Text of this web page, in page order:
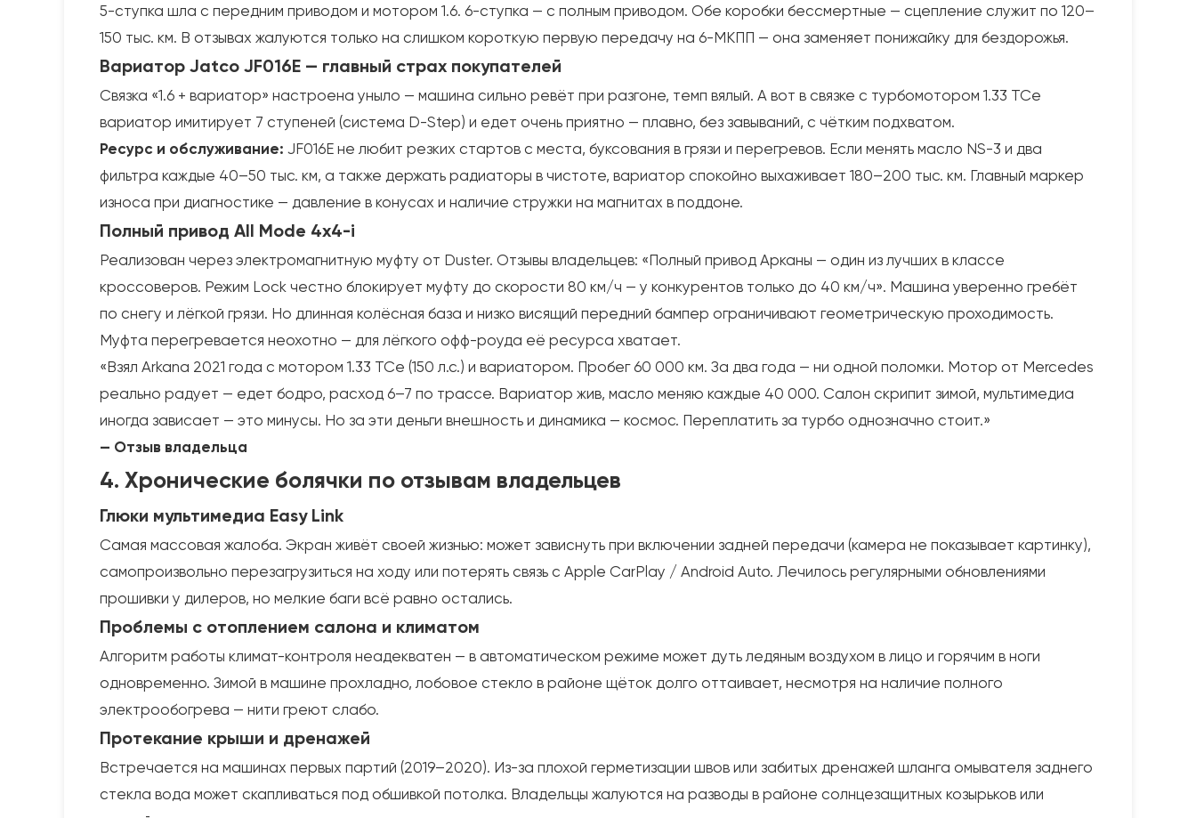
5-ступка шла с передним приводом и мотором 1.6. 6-ступка — с полным приводом. Обе коробки бессмертные — сцепление служит по 120–
150 тыс. км. В отзывах жалуются только на слишком короткую первую передачу на 6-МКПП — она заменяет понижайку для бездорожья.
Вариатор Jatco JF016E — главный страх покупателей
Связка «1.6 + вариатор» настроена уныло — машина сильно ревёт при разгоне, темп вялый. А вот в связке с турбомотором 1.33 TCe
вариатор имитирует 7 ступеней (система D-Step) и едет очень приятно — плавно, без завываний, с чётким подхватом.
Ресурс и обслуживание: JF016E не любит резких стартов с места, буксования в грязи и перегревов. Если менять масло NS-3 и два
фильтра каждые 40–50 тыс. км, а также держать радиаторы в чистоте, вариатор спокойно выхаживает 180–200 тыс. км. Главный маркер
износа при диагностике — давление в конусах и наличие стружки на магнитах в поддоне.
Полный привод All Mode 4x4-i
Реализован через электромагнитную муфту от Duster. Отзывы владельцев: «Полный привод Арканы — один из лучших в классе
кроссоверов. Режим Lock честно блокирует муфту до скорости 80 км/ч — у конкурентов только до 40 км/ч». Машина уверенно гребёт
по снегу и лёгкой грязи. Но длинная колёсная база и низко висящий передний бампер ограничивают геометрическую проходимость.
Муфта перегревается неохотно — для лёгкого офф-роуда её ресурса хватает.
«Взял Arkana 2021 года с мотором 1.33 TCe (150 л.с.) и вариатором. Пробег 60 000 км. За два года — ни одной поломки. Мотор от Mercedes
реально радует — едет бодро, расход 6–7 по трассе. Вариатор жив, масло меняю каждые 40 000. Салон скрипит зимой, мультимедиа
иногда зависает — это минусы. Но за эти деньги внешность и динамика — космос. Переплатить за турбо однозначно стоит.»
— Отзыв владельца
4. Хронические болячки по отзывам владельцев
Глюки мультимедиа Easy Link
Самая массовая жалоба. Экран живёт своей жизнью: может зависнуть при включении задней передачи (камера не показывает картинку),
самопроизвольно перезагрузиться на ходу или потерять связь с Apple CarPlay / Android Auto. Лечилось регулярными обновлениями
прошивки у дилеров, но мелкие баги всё равно остались.
Проблемы с отоплением салона и климатом
Алгоритм работы климат-контроля неадекватен — в автоматическом режиме может дуть ледяным воздухом в лицо и горячим в ноги
одновременно. Зимой в машине прохладно, лобовое стекло в районе щёток долго оттаивает, несмотря на наличие полного
электрообогрева — нити греют слабо.
Протекание крыши и дренажей
Встречается на машинах первых партий (2019–2020). Из-за плохой герметизации швов или забитых дренажей шланга омывателя заднего
стекла вода может скапливаться под обшивкой потолка. Владельцы жалуются на разводы в районе солнцезащитных козырьков или